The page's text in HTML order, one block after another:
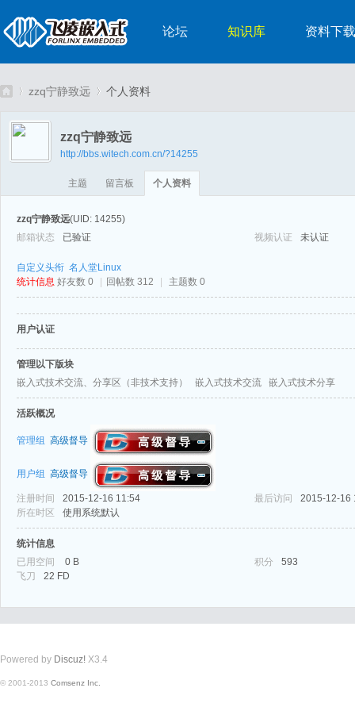
论坛 知识库 资料下载
嵌›
zzq宁静致远
›
个人资料
zzq宁静致远
http://bbs.witech.com.cn/?14255
主题 留言板 个人资料
zzq宁静致远(UID: 14255)
邮箱状态
已验证 视频认证 未认证
自定义头衔 名人堂Linux
统计信息 好友数 0 回帖数 312 主题数 0
用户认证
管理以下版块
嵌入式技术交流、分享区（非技术支持）
嵌入式技术交流 嵌入式技术分享
活跃概况
管理组 高级督导
用户组 高级督导
注册时间 2015-12-16 11:54 最后访问
2015-12-16
所在时区
使用系统默认
统计信息
已用空间
0 B 积分
593
飞刀
22 FD
Powered by Discuz! X3.4
© 2001-2013 Comsenz Inc.